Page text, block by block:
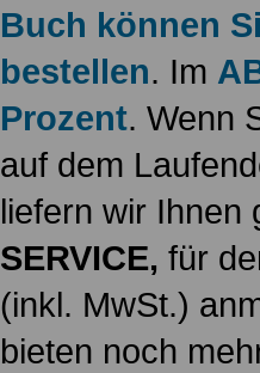
Buch können
bestellen. Im
Prozent. Wenn
auf dem
liefern wir
SERVICE, für
(inkl. MwSt.)
bieten noch